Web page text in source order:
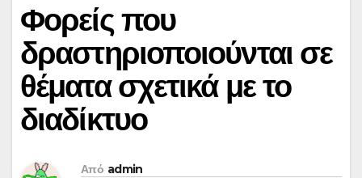
Φορείς που
δραστηριοποιούνται σε
θέματα σχετικά με το
διαδίκτυο
Από admin